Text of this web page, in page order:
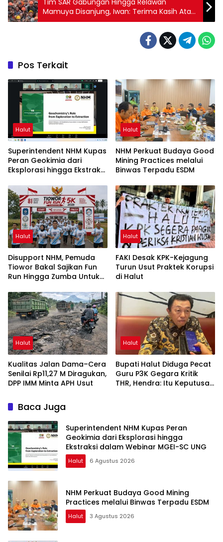
Mamuya Disanjung, Iwan: Terima Kasih Atas
Perjuangan di Puncak Dukono
Pos Terkait
Halut
Superintendent NHM Kupas
Peran Geokimia dari
Eksplorasi hingga Ekstraksi
UNG
Halut
NHM Perkuat Budaya Good
Mining Practices melalui
Binwas Terpadu ESDM
Halut
Disupport NHM, Pemuda
Tiowor Bakal Sajikan Fun
Run Hingga Zumba Untuk
Halut
FAKI Desak KPK-Kejagung
Turun Usut Praktek Korupsi
di Halut
Halut
Kualitas Jalan Dama–Cera
Senilai Rp11,27 M Diragukan,
DPP IMM Minta APH Usut
Halut
Bupati Halut Diduga Pecat
Guru P3K Gegara Kritik
THR, Hendra: Itu Keputusan
Baca Juga
Superintendent NHM Kupas Peran
Geokimia dari Eksplorasi hingga
Ekstraksi dalam Webinar MGEI-SC UNG
Halut 6 Agustus 2026
NHM Perkuat Budaya Good Mining
Practices melalui Binwas Terpadu ESDM
Halut 3 Agustus 2026